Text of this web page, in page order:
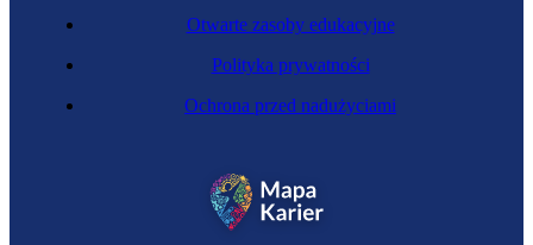
Zawód przyszłości
Otwarte zasoby edukacyjne
Polityka prywatności
Ochrona przed nadużyciami